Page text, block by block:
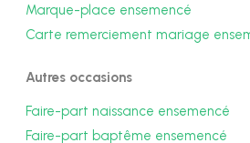
Marque-place ensemencé
Carte remerciement mariage
Autres occasions
Faire-part naissance ensemencé
Faire-part baptême ensemencé